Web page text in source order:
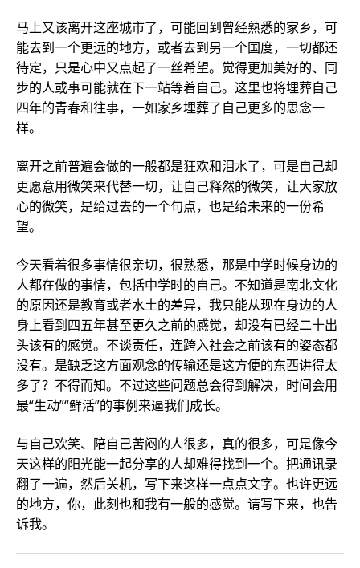
马上又该离开这座城市了，可能回到曾经熟悉的家乡，可
能去到一个更远的地方，或者去到另一个国度，一切都还
待定，只是心中又点起了一丝希望。觉得更加美好的、同
步的人或事可能就在下一站等着自己。这里也将埋葬自己
四年的青春和往事，一如家乡埋葬了自己更多的思念一
样。
离开之前普遍会做的一般都是狂欢和泪水了，可是自己却
更愿意用微笑来代替一切，让自己释然的微笑，让大家放
心的微笑，是给过去的一个句点，也是给未来的一份希
望。
今天看着很多事情很亲切，很熟悉，那是中学时候身边的
人都在做的事情，包括中学时的自己。不知道是南北文化
的原因还是教育或者水土的差异，我只能从现在身边的人
身上看到四五年甚至更久之前的感觉，却没有已经二十出
头该有的感觉。不谈责任，连跨入社会之前该有的姿态都
没有。是缺乏这方面观念的传输还是这方便的东西讲得太
多了？不得而知。不过这些问题总会得到解决，时间会用
最“生动”“鲜活”的事例来逼我们成长。
与自己欢笑、陪自己苦闷的人很多，真的很多，可是像今
天这样的阳光能一起分享的人却难得找到一个。把通讯录
翻了一遍，然后关机，写下来这样一点点文字。也许更远
的地方，你，此刻也和我有一般的感觉。请写下来，也告
诉我。